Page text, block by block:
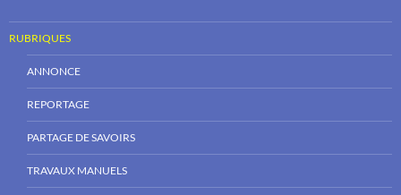
RUBRIQUES
ANNONCE
REPORTAGE
PARTAGE DE SAVOIRS
TRAVAUX MANUELS